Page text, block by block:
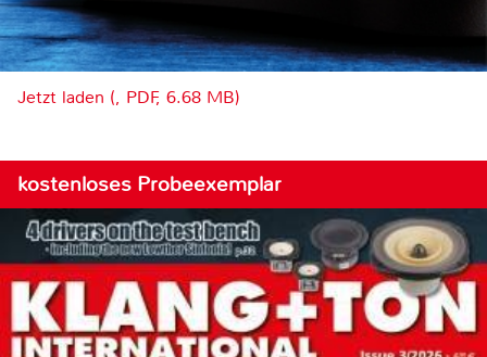
Jetzt laden (, PDF, 6.68 MB)
kostenloses Probeexemplar